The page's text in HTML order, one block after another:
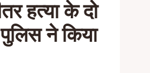
हत्या के दो
ने किया